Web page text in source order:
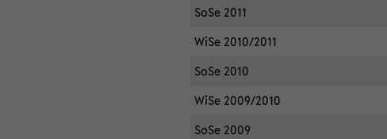
SoSe 2011
WiSe 2010/2011
SoSe 2010
WiSe 2009/2010
SoSe 2009